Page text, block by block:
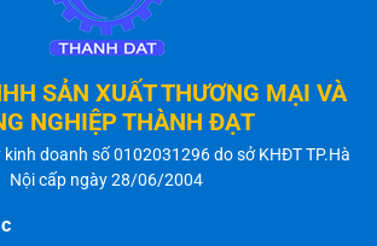
SẢN XUẤT THƯƠNG MẠI VÀ
NGHIỆP THÀNH ĐẠT
doanh số 0102031296 do sở KHĐT TP.Hà
Nội cấp ngày 28/06/2004